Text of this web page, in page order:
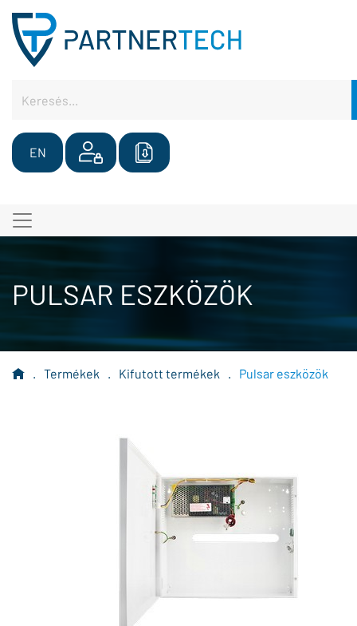
EN
PULSAR ESZKÖZÖK
. Termékek . Kifutott termékek . Pulsar eszközök